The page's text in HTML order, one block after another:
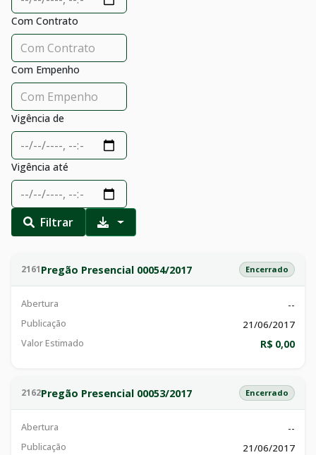
Com Contrato
Com Empenho
Vigência de
Vigência até
Filtrar
2161Pregão Presencial 00054/2017 Encerrado
Abertura --
Publicação 21/06/2017
Valor Estimado R$ 0,00
2162Pregão Presencial 00053/2017 Encerrado
Abertura --
Publicação 21/06/2017